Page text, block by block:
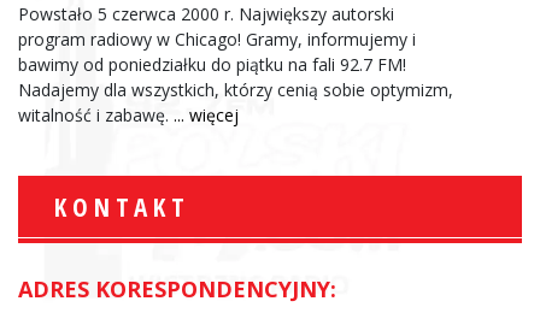
Powstało 5 czerwca 2000 r. Największy autorski
program radiowy w Chicago! Gramy, informujemy i
bawimy od poniedziałku do piątku na fali 92.7 FM!
Nadajemy dla wszystkich, którzy cenią sobie optymizm,
witalność i zabawę. ... więcej
KONTAKT
ADRES KORESPONDENCYJNY: